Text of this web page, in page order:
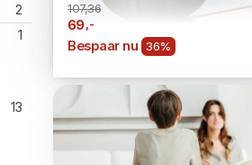
2
1
13
107,36
69 ,-
Bespaar nu 36%